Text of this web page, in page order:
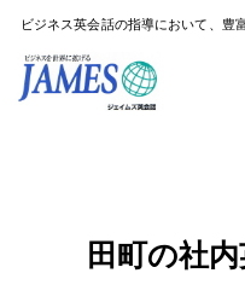
ビジネス英会話の指導において、豊
田町の社